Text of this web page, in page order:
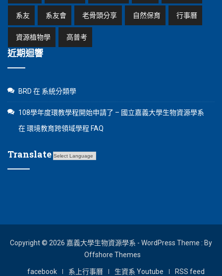
系友 系友會 老骨頭分享 自然保育 行事曆
資源植物學 高普考
近期迴響
BRD 在 系統分類學
108學年度環教學程開始申請了 – 國立嘉義大學生物資源學系
在環境教育跨領域學程 FAQ
Translate
Copyright © 2026 嘉義大學生物資源學系 - WordPress Theme : By
Offshore Themes
facebook 系上行事曆 生資系 Youtube RSS feed